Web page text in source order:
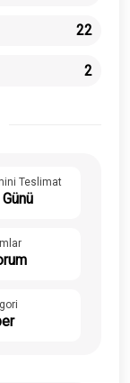
22
2
Teslimat